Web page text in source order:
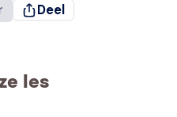
Deel
les